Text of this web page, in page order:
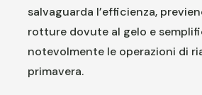
salvaguarda l’efficienza,
rotture dovute al gelo e
notevolmente le operazioni di
primavera.